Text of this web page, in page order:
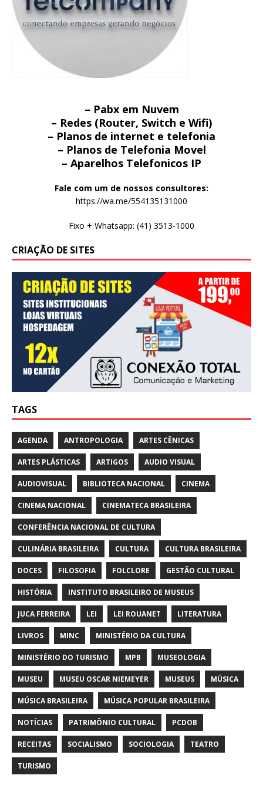
– Pabx em Nuvem
– Redes (Router, Switch e Wifi)
– Planos de internet e telefonia
– Planos de Telefonia Movel
– Aparelhos Telefonicos IP
Fale com um de nossos consultores:
https://wa.me/554135131000
Fixo + Whatsapp: (41) 3513-1000
CRIAÇÃO DE SITES
TAGS
AGENDA ANTROPOLOGIA ARTES CÊNICAS
ARTES PLÁSTICAS ARTIGOS AUDIO VISUAL
AUDIOVISUAL BIBLIOTECA NACIONAL CINEMA
CINEMA NACIONAL CINEMATECA BRASILEIRA
CONFERÊNCIA NACIONAL DE CULTURA
CULINÁRIA BRASILEIRA CULTURA CULTURA BRASILEIRA
DOCES FILOSOFIA FOLCLORE GESTÃO CULTURAL
HISTÓRIA INSTITUTO BRASILEIRO DE MUSEUS
JUCA FERREIRA LEI LEI ROUANET LITERATURA
LIVROS MINC MINISTÉRIO DA CULTURA
MINISTÉRIO DO TURISMO MPB MUSEOLOGIA
MUSEU MUSEU OSCAR NIEMEYER MUSEUS MÚSICA
MÚSICA BRASILEIRA MÚSICA POPULAR BRASILEIRA
NOTÍCIAS PATRIMÔNIO CULTURAL PCDOB
RECEITAS SOCIALISMO SOCIOLOGIA TEATRO
TURISMO